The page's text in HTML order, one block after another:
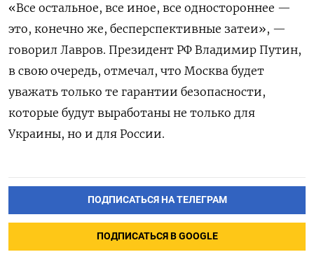
«Все остальное, все иное, все одностороннее —
это, конечно же, бесперспективные затеи», —
говорил Лавров. Президент РФ Владимир Путин,
в свою очередь, отмечал, что Москва будет
уважать только те гарантии безопасности,
которые будут выработаны не только для
Украины, но и для России.
ПОДПИСАТЬСЯ НА ТЕЛЕГРАМ
ПОДПИСАТЬСЯ В GOOGLE